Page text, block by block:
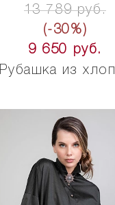
13 789 руб.
(-30%)
9 650 руб.
Рубашка из